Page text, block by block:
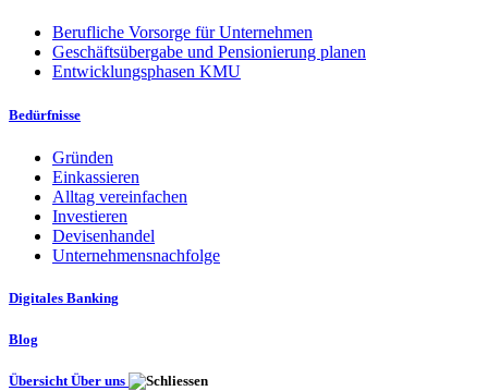
Berufliche Vorsorge für Unternehmen
Geschäftsübergabe und Pensionierung planen
Entwicklungsphasen KMU
Bedürfnisse
Gründen
Einkassieren
Alltag vereinfachen
Investieren
Devisenhandel
Unternehmensnachfolge
Digitales Banking
Blog
Übersicht Über uns